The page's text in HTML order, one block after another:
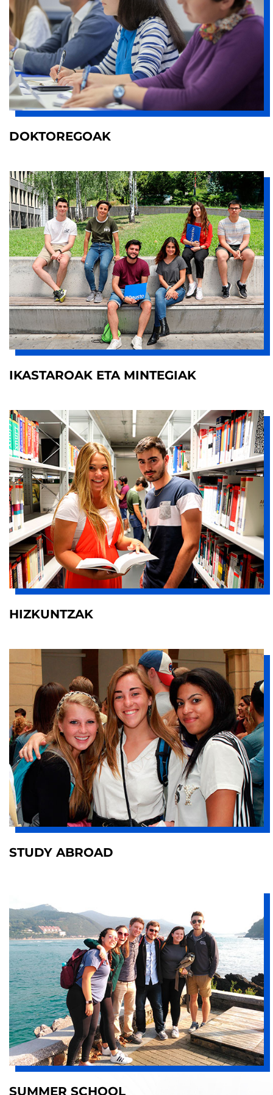
DOKTOREGOAK
IKASTAROAK ETA MINTEGIAK
HIZKUNTZAK
STUDY ABROAD
SUMMER SCHOOL